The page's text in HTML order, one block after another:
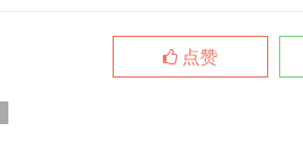
点赞